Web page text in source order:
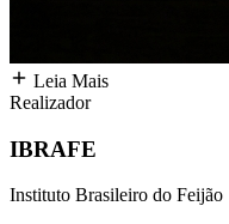
Leia Mais
Realizador
IBRAFE
Instituto Brasileiro do Feijão